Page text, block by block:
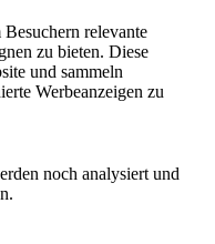
relevante
zu bieten. Diese
und sammeln
Werbeanzeigen zu
noch analysiert und